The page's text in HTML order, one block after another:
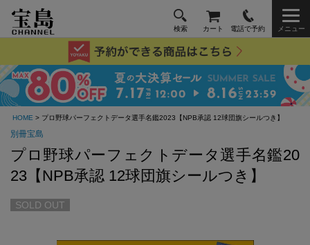
検索 カート 電話で予約 メニュー
HOME > プロ野球パーフェクトデータ選手名鑑2023【NPB承認 12球団旗シールつき】
別冊宝島
プロ野球パーフェクトデータ選手名鑑20
23【NPB承認 12球団旗シールつき】
SOLD OUT